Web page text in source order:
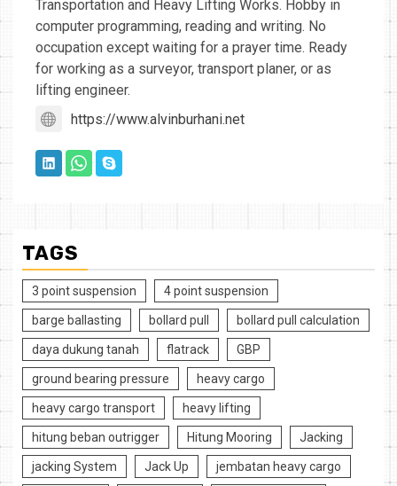
Transportation and Heavy Lifting Works. Hobby in
computer programming, reading and writing. No
occupation except waiting for a prayer time. Ready
for working as a surveyor, transport planer, or as
lifting engineer.
https://www.alvinburhani.net
TAGS
3 point suspension 4 point suspension
barge ballasting bollard pull bollard pull calculation
daya dukung tanah flatrack GBP
ground bearing pressure heavy cargo
heavy cargo transport heavy lifting
hitung beban outrigger Hitung Mooring Jacking
jacking System Jack Up jembatan heavy cargo